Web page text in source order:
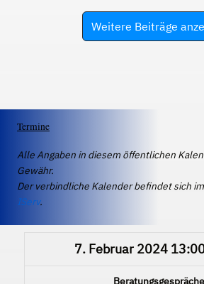
Weitere Beiträge
Termine
Alle Angaben in diesem öffentlichen
Gewähr.
Der verbindliche Kalender befindet sich im
IServ.
7. Februar 2024
Beratungsgespräche